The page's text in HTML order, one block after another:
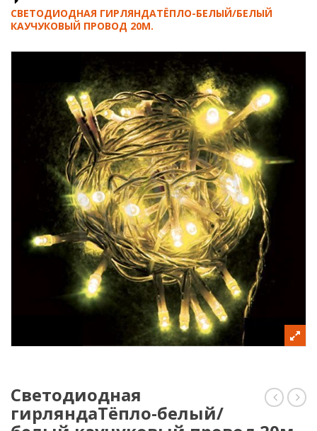
СВЕТОДИОДНАЯ ГИРЛЯНДАТЁПЛО-БЕЛЫЙ/БЕЛЫЙ
КАУЧУКОВЫЙ ПРОВОД 20М.
Белые/
Светодиодная
гирляндаТёпло-белый/